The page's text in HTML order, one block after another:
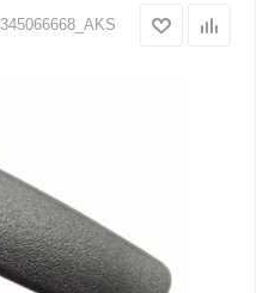
345066668_AKS